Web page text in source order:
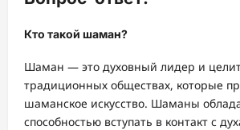
Кто такой шаман?
Шаман — это духовный лидер и
традиционных обществах, которые
шаманское искусство. Шаманы
способностью вступать в контакт с